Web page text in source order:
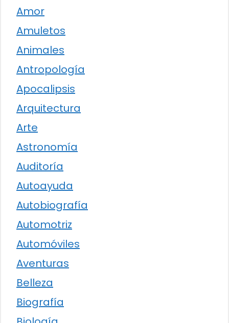
Amor
Amuletos
Animales
Antropología
Apocalipsis
Arquitectura
Arte
Astronomía
Auditoría
Autoayuda
Autobiografía
Automotriz
Automóviles
Aventuras
Belleza
Biografía